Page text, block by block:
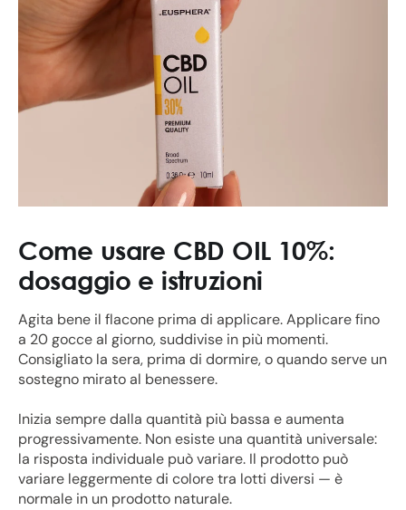
Come usare CBD OIL 10%:
dosaggio e istruzioni
Agita bene il flacone prima di applicare. Applicare fino
a 20 gocce al giorno, suddivise in più momenti.
Consigliato la sera, prima di dormire, o quando serve un
sostegno mirato al benessere.
Inizia sempre dalla quantità più bassa e aumenta
progressivamente. Non esiste una quantità universale:
la risposta individuale può variare. Il prodotto può
variare leggermente di colore tra lotti diversi — è
normale in un prodotto naturale.